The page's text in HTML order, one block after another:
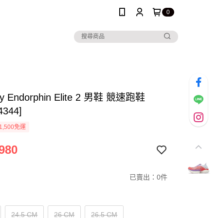
0
Endorphin Elite 2 男鞋 競速跑鞋
免運
已賣出：0件
24.5 CM 26 CM 26.5 CM